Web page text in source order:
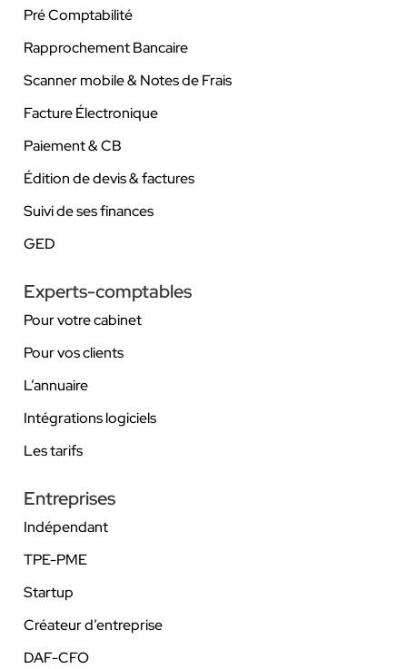
Pré Comptabilité
Rapprochement Bancaire
Scanner mobile & Notes de Frais
Facture Électronique
Paiement & CB
Édition de devis & factures
Suivi de ses finances
GED
Experts-comptables
Pour votre cabinet
Pour vos clients
L’annuaire
Intégrations logiciels
Les tarifs
Entreprises
Indépendant
TPE-PME
Startup
Créateur d’entreprise
DAF-CFO